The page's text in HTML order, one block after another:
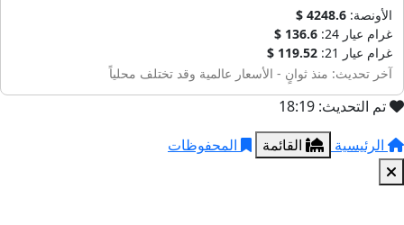
الأونصة: 4248.6 $
غرام عيار 24:
136.6 $
غرام عيار 21:
119.52 $
آخر تحديث: منذ ثوانٍ - الأسعار عالمية وقد تختلف محلياً
تم التحديث: 18:19
الرئيسية
القائمة المحفوظات